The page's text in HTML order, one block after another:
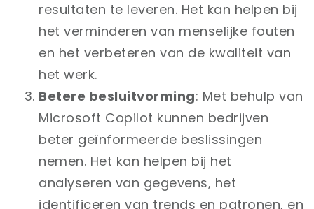
resultaten te leveren. Het kan helpen bij
het verminderen van menselijke fouten
en het verbeteren van de kwaliteit van
het werk.
Betere besluitvorming: Met behulp van
Microsoft Copilot kunnen bedrijven
beter geïnformeerde beslissingen
nemen. Het kan helpen bij het
analyseren van gegevens, het
identificeren van trends en patronen, en